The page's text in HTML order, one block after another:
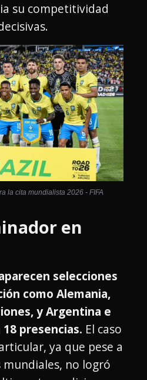
su competitividad
la cita mundialista 2026 - FIFA
en
selecciones
como Alemania,
y Argentina e
presencias. El caso
ya que pese a
no logró